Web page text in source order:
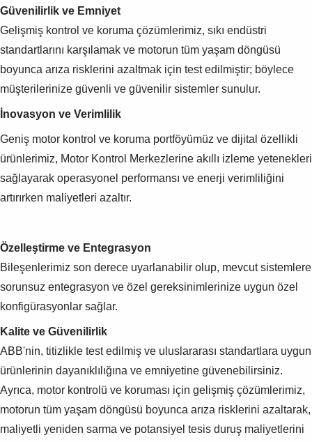
Güvenilirlik ve Emniyet
Gelişmiş kontrol ve koruma çözümlerimiz, sıkı endüstri
standartlarını karşılamak ve motorun tüm yaşam döngüsü
boyunca arıza risklerini azaltmak için test edilmiştir; böylece
müşterilerinize güvenli ve güvenilir sistemler sunulur.
İnovasyon ve Verimlilik
Geniş motor kontrol ve koruma portföyümüz ve dijital özellikli
ürünlerimiz, Motor Kontrol Merkezlerine akıllı izleme yetenekleri
sağlayarak operasyonel performansı ve enerji verimliliğini
artırırken maliyetleri azaltır.
Özelleştirme ve Entegrasyon
Bileşenlerimiz son derece uyarlanabilir olup, mevcut sistemlere
sorunsuz entegrasyon ve özel gereksinimlerinize uygun özel
konfigürasyonlar sağlar.
Kalite ve Güvenilirlik
ABB'nin, titizlikle test edilmiş ve uluslararası standartlara uygun
ürünlerinin dayanıklılığına ve emniyetine güvenebilirsiniz.
Ayrıca, motor kontrolü ve koruması için gelişmiş çözümlerimiz,
motorun tüm yaşam döngüsü boyunca arıza risklerini azaltarak,
maliyetli yeniden sarma ve potansiyel tesis duruş maliyetlerini